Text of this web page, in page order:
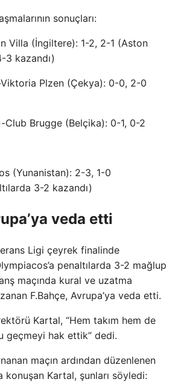
sonuçları:
Villa (İngiltere): 1-2, 2-1 (Aston
3 kazandı)
Plzen (Çekya): 0-0, 2-0
Club Brugge (Belçika): 0-1, 0-2
(Yunanistan): 2-3, 1-0
3-2 kazandı)
veda etti
Ligi çeyrek finalinde
penaltılarda 3-2 mağlup
maçında kural ve uzatma
F.Bahçe, Avrupa’ya veda etti.
Kartal, “Hem takım hem de
geçmeyi hak ettik” dedi.
maçın ardından düzenlenen
konuşan Kartal, şunları söyledi: